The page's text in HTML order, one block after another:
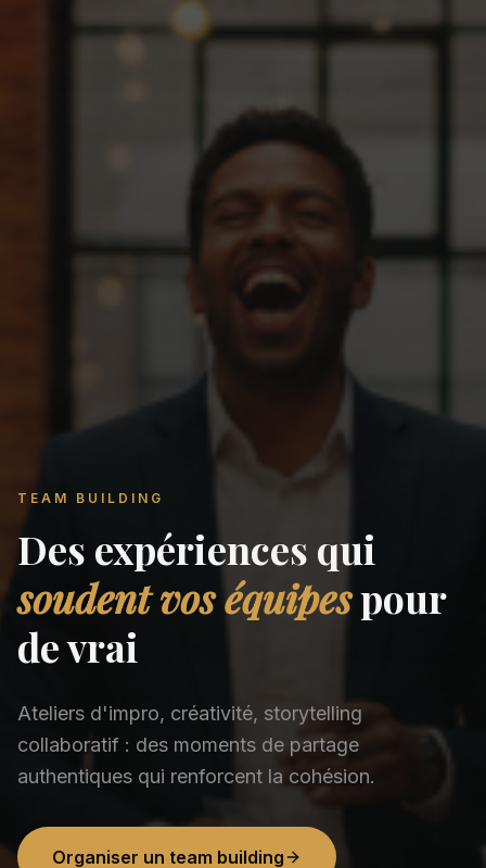
TEAM BUILDING
Des expériences qui
soudent vos équipespour
de vrai
Ateliers d'impro, créativité, storytelling
collaboratif : des moments de partage
authentiques qui renforcent la cohésion.
Organiser un team building